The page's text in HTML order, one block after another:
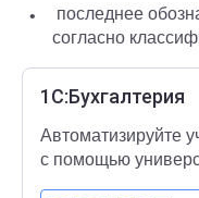
последнее
согласно
1С:Бухгалтерия
Автоматизируйте
с помощью